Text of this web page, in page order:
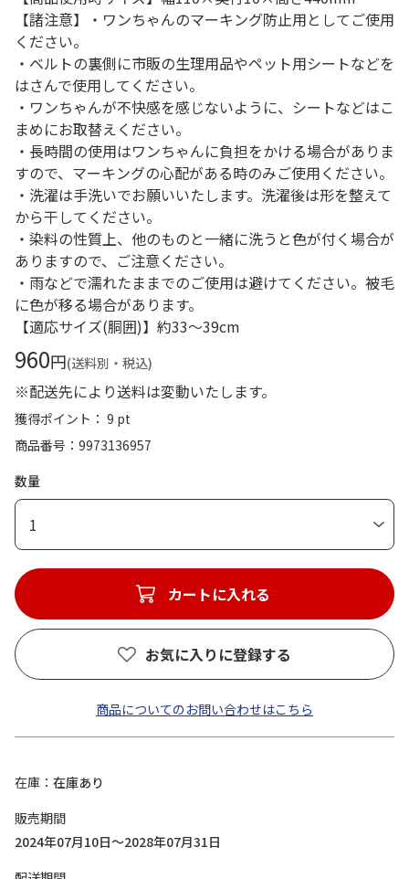
【諸注意】・ワンちゃんのマーキング防止用としてご使用
ください。
・ベルトの裏側に市販の生理用品やペット用シートなどを
はさんで使用してください。
・ワンちゃんが不快感を感じないように、シートなどはこ
まめにお取替えください。
・長時間の使用はワンちゃんに負担をかける場合がありま
すので、マーキングの心配がある時のみご使用ください。
・洗濯は手洗いでお願いいたします。洗濯後は形を整えて
から干してください。
・染料の性質上、他のものと一緒に洗うと色が付く場合が
ありますので、ご注意ください。
・雨などで濡れたままでのご使用は避けてください。被毛
に色が移る場合があります。
【適応サイズ(胴囲)】約33～39cm
960円(送料別・税込)
※配送先により送料は変動いたします。
獲得ポイント： 9 pt
商品番号
9973136957
数量
1
カートに入れる
お気に入りに登録する
商品についてのお問い合わせはこちら
在庫
在庫あり
販売期間
2024年07月10日～2028年07月31日